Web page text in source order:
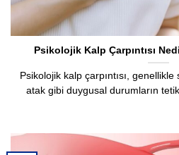
Psikolojik Kalp Çarpıntısı
Psikolojik kalp çarpıntısı,
atak gibi duygusal durumların